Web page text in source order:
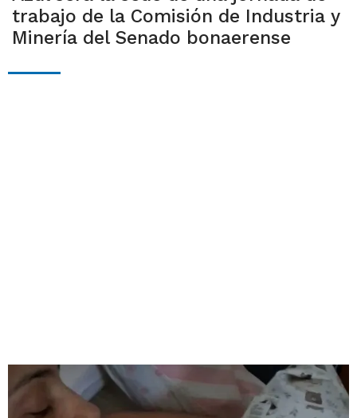
trabajo de la Comisión de Industria y
Minería del Senado bonaerense